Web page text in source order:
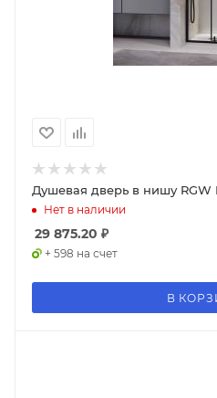
Душевая дверь в нишу RGW
Нет в наличии
29 875.20 ₽
+ 598 на счет
В